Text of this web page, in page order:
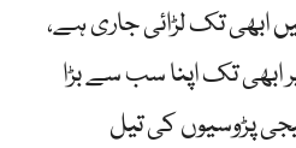
تک لڑائی جاری ہے،
ابھی تک اپنا سب سے بڑا
پڑوسیوں کی تیل